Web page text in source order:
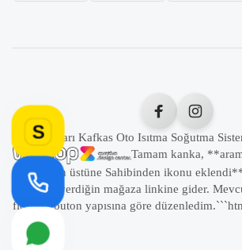
Tüm Hakları Kafkas Oto Isıtma Soğutma
Tamam kanka,
butonunun üstüne Sahibinden ikonu
sekmede verdiğin mağaza linkine gider.
floating buton yapısına göre
S